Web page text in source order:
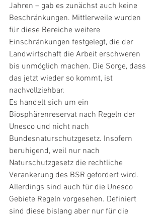
Jahren – gab es zunächst auch keine
Beschränkungen. Mittlerweile wurden
für diese Bereiche weitere
Einschränkungen festgelegt, die der
Landwirtschaft die Arbeit erschweren
bis unmöglich machen. Die Sorge, dass
das jetzt wieder so kommt, ist
nachvollziehbar.
Es handelt sich um ein
Biosphärenreservat nach Regeln der
Unesco und nicht nach
Bundesnaturschutzgesetz. Insofern
beruhigend, weil nur nach
Naturschutzgesetz die rechtliche
Verankerung des BSR gefordert wird.
Allerdings sind auch für die Unesco
Gebiete Regeln vorgesehen. Definiert
sind diese bislang aber nur für die